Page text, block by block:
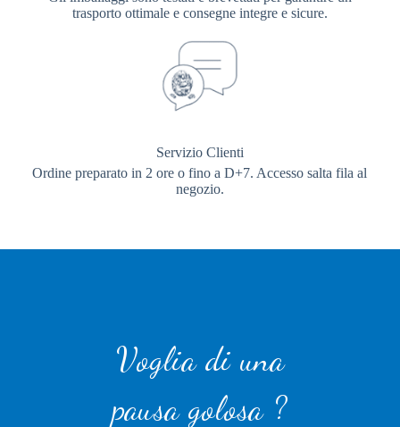
trasporto ottimale e consegne integre e sicure.
Servizio Clienti
Ordine preparato in 2 ore o fino a D+7. Accesso salta fila al
negozio.
Voglia di una
pausa golosa ?